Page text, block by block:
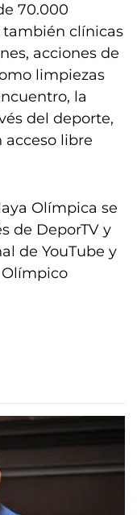
70.000
clínicas
acciones de
limpiezas
la
del deporte,
acceso libre
Olímpica se
de DeporTV y
de YouTube y
Olímpico